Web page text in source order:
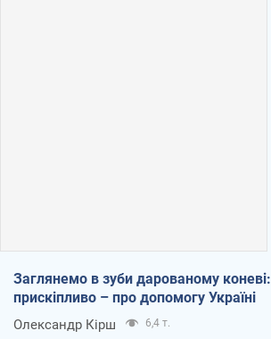
Заглянемо в зуби дарованому коневі:
прискіпливо – про допомогу Україні
Олександр Кірш 6,4 т.